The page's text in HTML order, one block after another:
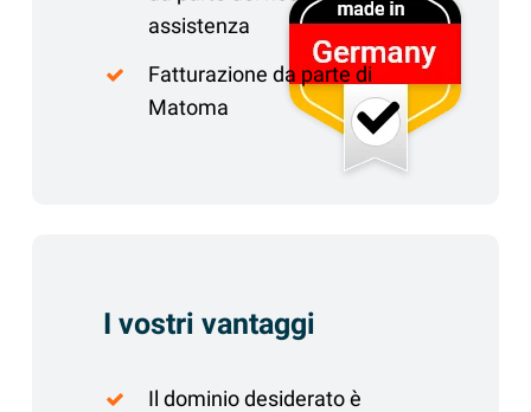
assistenza
Fatturazione da parte di
Matoma
I vostri vantaggi
Il dominio desiderato è